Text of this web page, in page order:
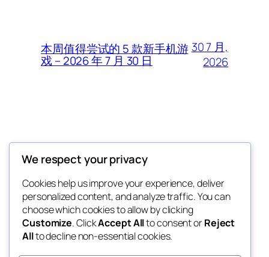
本周值得尝试的 5 款新手机游
戏 – 2026 年 7 月 30 日
30 7 月,
2026
Thunder Feeds
你最喜欢的电子游戏和攻略杂志
博客
关于
事件
商店
We respect your privacy
Cookies help us improve your experience, deliver
personalized content, and analyze traffic. You can
choose which cookies to allow by clicking
Customize. ClickAccept Allto consent orReject
Allto decline non-essential cookies.